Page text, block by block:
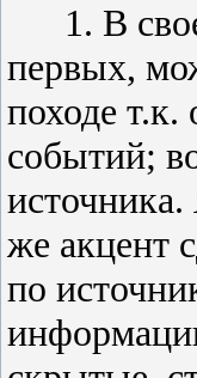
1. В
первых,
походе
событий;
источника.
же акцент
по